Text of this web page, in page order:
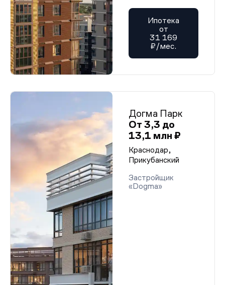
Ипотека
от
31 169
₽/мес.
Догма Парк
От 3,3 до
13,1 млн ₽
Краснодар,
Прикубанский
Застройщик
«Dogma»